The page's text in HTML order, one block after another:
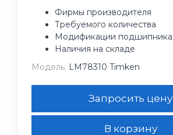
Фирмы производителя
Требуемого количества
Модификации подшипника
Наличия на складе
Модель: LM78310 Timken
Запросить цену
В корзину